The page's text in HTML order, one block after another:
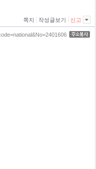
쪽지 작성글보기 신고